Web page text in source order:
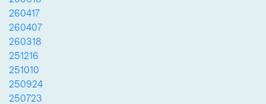
260417
260407
260318
251216
251010
250924
250723